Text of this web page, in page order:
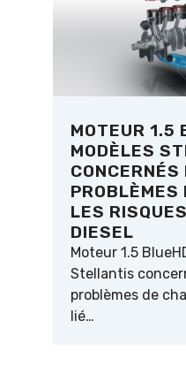
MOTEUR 1.5
MODÈLES
CONCERNÉS
PROBLÈMES
LES
DIESEL
Moteur 1.5
Stellantis
problèmes de
lié…